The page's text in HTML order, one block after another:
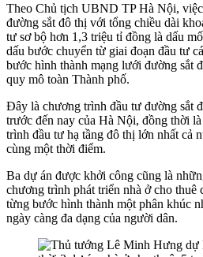
Theo Chủ tịch UBND TP Hà Nội,
đường sắt đô thị với tổng chiều dài
tư sơ bộ hơn 1,3 triệu tỉ đồng là dấu
dấu bước chuyển từ giai đoạn đầu tư
bước hình thành mạng lưới đường sắt
quy mô toàn Thành phố.
Đây là chương trình đầu tư đường sắt
trước đến nay của Hà Nội, đồng thời
trình đầu tư hạ tầng đô thị lớn nhất cả
cùng một thời điểm.
Ba dự án được khởi công cũng là
chương trình phát triển nhà ở cho thuê
từng bước hình thành một phân khúc
ngày càng đa dạng của người dân.